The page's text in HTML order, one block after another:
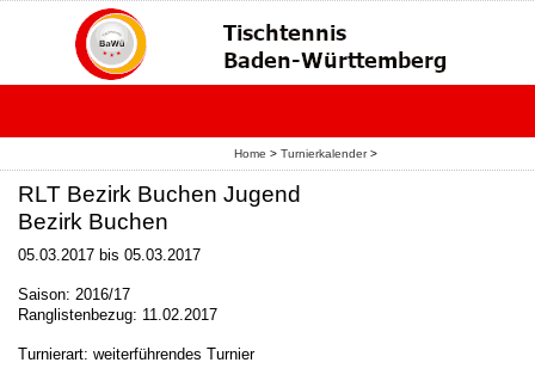
Home > Turnierkalender>
RLT Bezirk Buchen Jugend
Bezirk Buchen
05.03.2017 bis 05.03.2017
Saison: 2016/17
Ranglistenbezug: 11.02.2017
Turnierart: weiterführendes Turnier